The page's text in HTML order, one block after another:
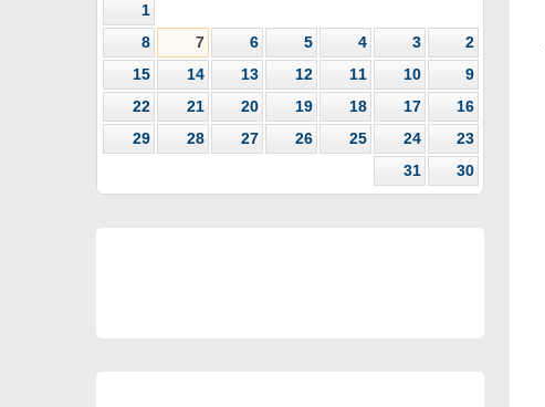
1
2
3
4
5
6
7
8
9
10
11
12
13
14
15
16
17
18
19
20
21
22
23
24
25
26
27
28
29
30
31